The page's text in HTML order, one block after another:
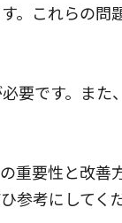
。これらの
要です。ま
要性と改
参考にしてく